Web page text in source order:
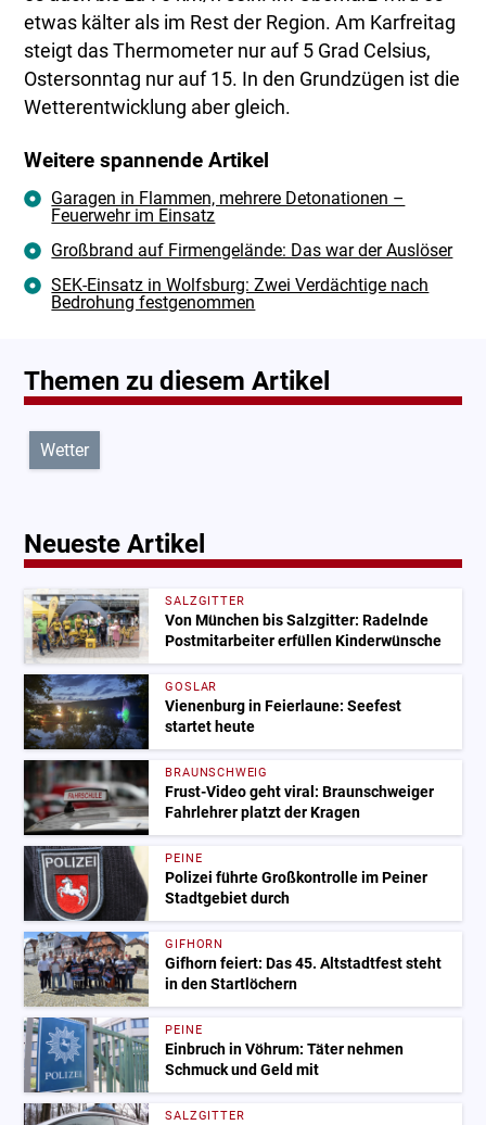
etwas kälter als im Rest der Region. Am Karfreitag
steigt das Thermometer nur auf 5 Grad Celsius,
Ostersonntag nur auf 15. In den Grundzügen ist die
Wetterentwicklung aber gleich.
Weitere spannende Artikel
Garagen in Flammen, mehrere Detonationen –
Feuerwehr im Einsatz
Großbrand auf Firmengelände: Das war der Auslöser
SEK-Einsatz in Wolfsburg: Zwei Verdächtige nach
Bedrohung festgenommen
Themen zu diesem Artikel
Wetter
Neueste Artikel
SALZGITTER
Von München bis Salzgitter: Radelnde
Postmitarbeiter erfüllen Kinderwünsche
GOSLAR
Vienenburg in Feierlaune: Seefest
startet heute
BRAUNSCHWEIG
Frust-Video geht viral: Braunschweiger
Fahrlehrer platzt der Kragen
PEINE
Polizei führte Großkontrolle im Peiner
Stadtgebiet durch
GIFHORN
Gifhorn feiert: Das 45. Altstadtfest steht
in den Startlöchern
PEINE
Einbruch in Vöhrum: Täter nehmen
Schmuck und Geld mit
SALZGITTER